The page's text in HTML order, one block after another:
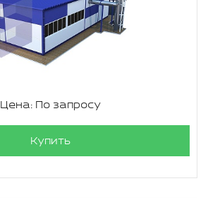
Цена: По запросу
Купить